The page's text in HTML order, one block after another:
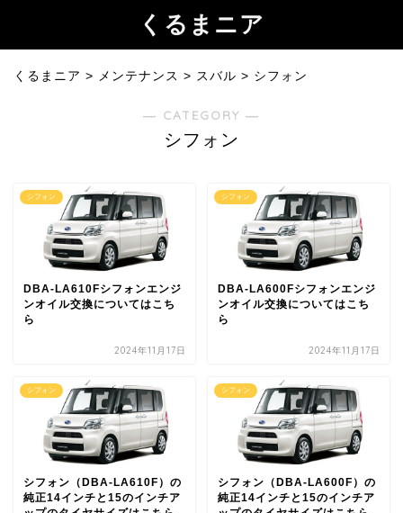
くるまニア
くるまニア > メンテナンス > スバル > シフォン
― CATEGORY ―
シフォン
シフォン
DBA-LA610Fシフォンエンジ
ンオイル交換についてはこち
ら
2024年11月17日
シフォン
DBA-LA600Fシフォンエンジ
ンオイル交換についてはこち
ら
2024年11月17日
シフォン
シフォン（DBA-LA610F）の
純正14インチと15のインチア
シフォン
シフォン（DBA-LA600F）の
純正14インチと15のインチア